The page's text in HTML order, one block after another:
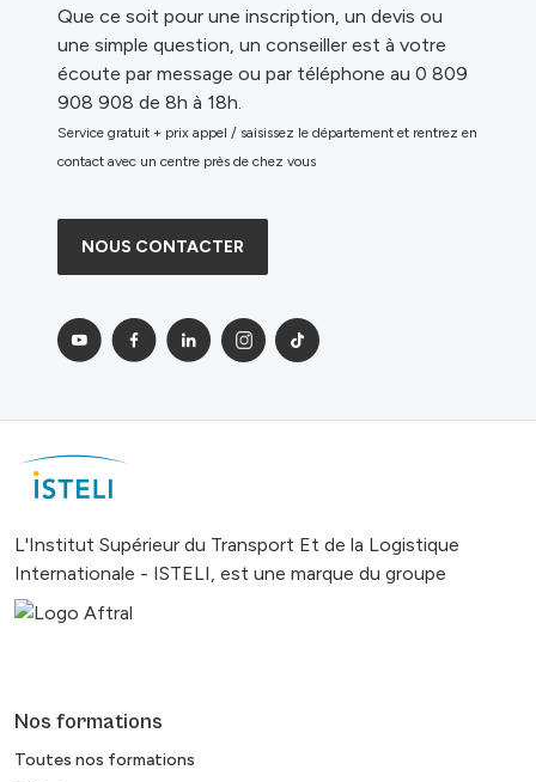
Que ce soit pour une inscription, un devis ou
une simple question, un conseiller est à votre
écoute par message ou par téléphone au 0 809
908 908 de 8h à 18h.
Service gratuit + prix appel / saisissez le département et rentrez en
contact avec un centre près de chez vous
NOUS CONTACTER
L'Institut Supérieur du Transport Et de la Logistique
Internationale - ISTELI, est une marque du groupe
Nos formations
Toutes nos formations